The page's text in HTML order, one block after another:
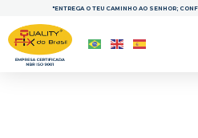
"ENTREGA O TEU CAMINHO AO SENHOR;